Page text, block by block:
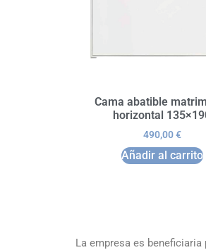
Cama abatible
horizontal
490,00€
Añadir al carrito
La empresa es